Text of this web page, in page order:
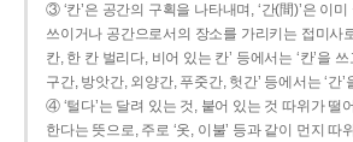
③ ‘칸’은 공간의 구획을 나타내며, ‘간(間)’은 이
쓰이거나 공간으로서의 장소를 가리키는 접미사
칸, 한 칸 벌리다, 비어 있는 칸’ 등에서는 ‘칸’을
구간, 방앗간, 외양간, 푸줏간, 헛간’ 등에서는 ‘간’
④ ‘털다’는 달려 있는 것, 붙어 있는 것 따위가 떨
한다는 뜻으로, 주로 ‘옷, 이불’ 등과 같이 먼지 따